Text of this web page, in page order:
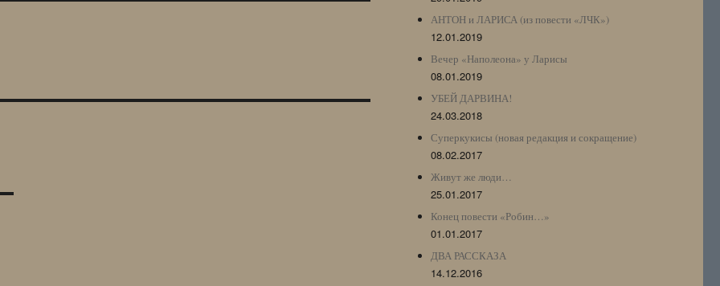
АНТОН и ЛАРИСА (из повести «ЛЧК»)
12.01.2019
Вечер «Наполеона» у Ларисы
08.01.2019
УБЕЙ ДАРВИНА!
24.03.2018
Суперкукисы (новая редакция и сокращение)
08.02.2017
Живут же люди…
25.01.2017
Конец повести «Робин…»
01.01.2017
ДВА РАССКАЗА
14.12.2016